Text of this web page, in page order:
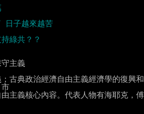
主義
古典政治經濟自由主義經濟學的復興和
市
主義核心內容。代表人物有海耶克，傅